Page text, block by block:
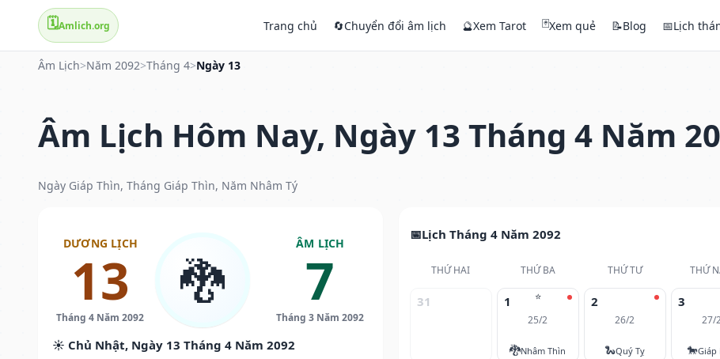
🗓️Amlich.org Trang chủ 🔄Chuyển đổi âm lịch 🔮Xem Tarot 🃏Xem quẻ 📝Blog 📅Lịch
Âm Lịch>Năm 2092>Tháng 4>Ngày 13
Âm Lịch Hôm Nay, Ngày 13 Tháng 4 Năm
Ngày Giáp Thìn, Tháng Giáp Thìn, Năm Nhâm Tý
DƯƠNG LỊCH
13
Tháng 4 Năm 2092
🐉
ÂM LỊCH
7
Tháng 3 Năm 2092
☀️ Chủ Nhật, Ngày 13 Tháng 4 Năm 2092
Lịch Tháng 4 Năm 2092
THỨ HAI THỨ BA THỨ TƯ THỨ
31 ⭐
1
25/2
🐉Nhâm Thìn
2
26/2
🐍Quý Tỵ
3
27/
🐎Giáp